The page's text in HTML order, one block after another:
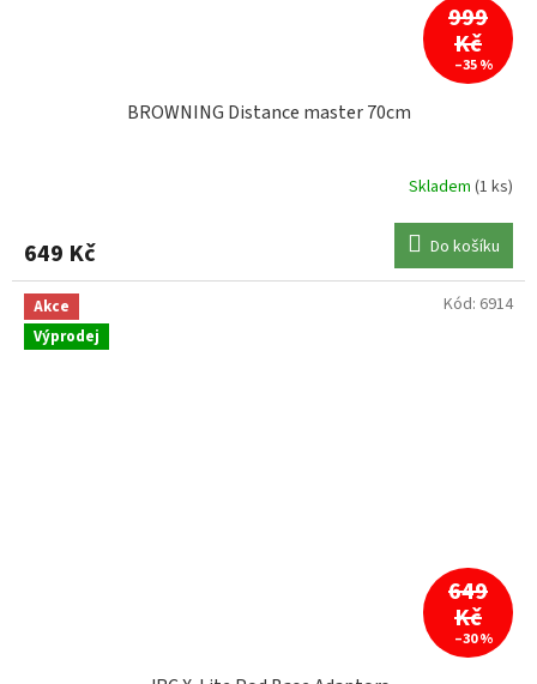
999
Kč
–35 %
BROWNING Distance master 70cm
Skladem (1 ks)
649 Kč Do košíku
Akce
Výprodej
649
Kč
–30 %
Kód: 6914